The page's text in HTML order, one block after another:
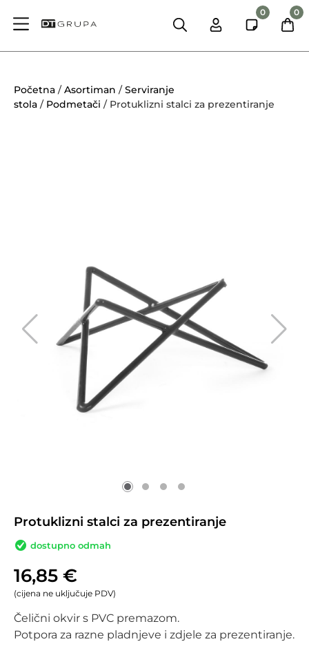
0 0
Početna /Asortiman /Serviranje
stola / Podmetači / Protuklizni stalci za prezentiranje
Protuklizni stalci za prezentiranje
dostupno odmah
16,85 €
(cijena ne uključuje PDV)
Čelični okvir s PVC premazom.
Potpora za razne pladnjeve i zdjele za prezentiranje.